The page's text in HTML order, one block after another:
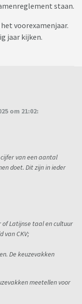
staan.
voorexamenjaar.
jaar kijken.
om 21:02:
van een aantal
doet. Dit zijn in ieder
of Latijnse taal en cultuur
van CKV;
De keuzevakken
meetellen voor